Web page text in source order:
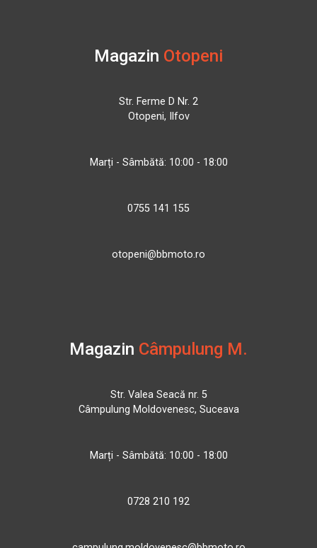
Magazin Otopeni
Str. Ferme D Nr. 2
Otopeni, Ilfov
Marți - Sâmbătă: 10:00 - 18:00
0755 141 155
otopeni@bbmoto.ro
Magazin Câmpulung M.
Str. Valea Seacă nr. 5
Câmpulung Moldovenesc, Suceava
Marți - Sâmbătă: 10:00 - 18:00
0728 210 192